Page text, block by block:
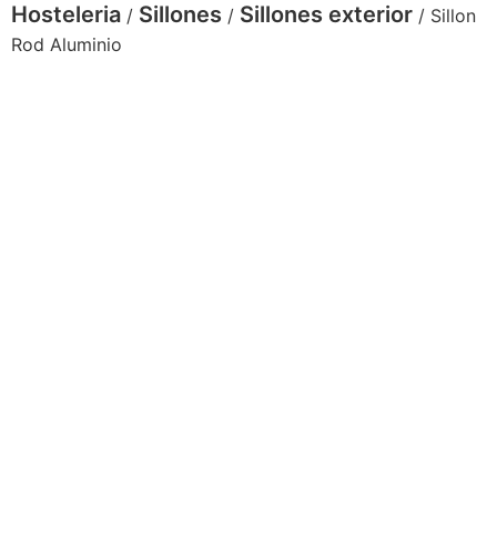
Hosteleria / Sillones / Sillones exterior / Sillon
Rod Aluminio